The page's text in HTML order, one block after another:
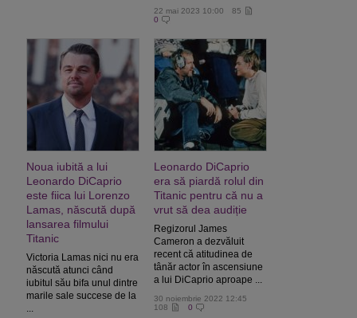
22 mai 2023 10:00
85
0
Noua iubită a lui
Leonardo DiCaprio
este fiica lui Lorenzo
Lamas, născută după
lansarea filmului
Titanic
Victoria Lamas nici nu era
născută atunci când
iubitul său bifa unul dintre
marile sale succese de la
...
Leonardo DiCaprio
era să piardă rolul din
Titanic pentru că nu a
vrut să dea audiție
Regizorul James
Cameron a dezvăluit
recent că atitudinea de
tânăr actor în ascensiune
a lui DiCaprio aproape ...
30 noiembrie 2022 12:45
108
0